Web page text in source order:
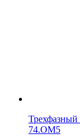
74.ОМ5